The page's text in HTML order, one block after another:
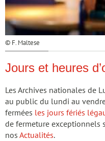
© F. Maltese
Jours et heures
Les Archives nationales de
au public du lundi au
fermées les jours fériés
de fermeture exceptionnels
nos Actualités.